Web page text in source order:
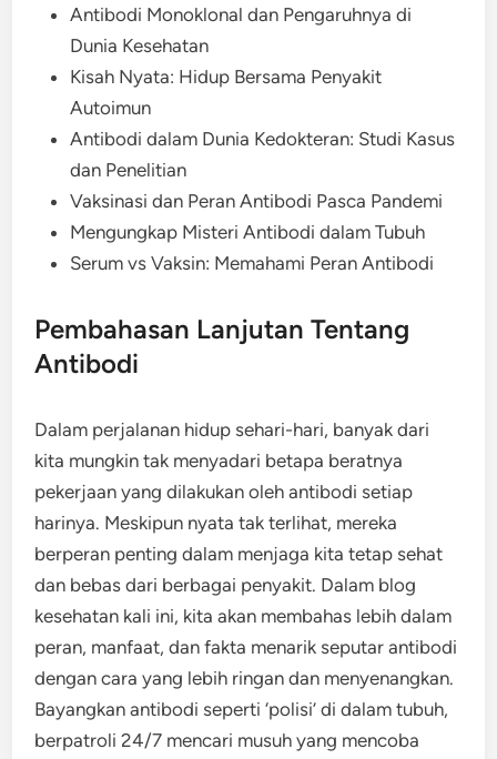
Antibodi Monoklonal dan Pengaruhnya di
Dunia Kesehatan
Kisah Nyata: Hidup Bersama Penyakit
Autoimun
Antibodi dalam Dunia Kedokteran: Studi Kasus
dan Penelitian
Vaksinasi dan Peran Antibodi Pasca Pandemi
Mengungkap Misteri Antibodi dalam Tubuh
Serum vs Vaksin: Memahami Peran Antibodi
Pembahasan Lanjutan Tentang
Antibodi
Dalam perjalanan hidup sehari-hari, banyak dari
kita mungkin tak menyadari betapa beratnya
pekerjaan yang dilakukan oleh antibodi setiap
harinya. Meskipun nyata tak terlihat, mereka
berperan penting dalam menjaga kita tetap sehat
dan bebas dari berbagai penyakit. Dalam blog
kesehatan kali ini, kita akan membahas lebih dalam
peran, manfaat, dan fakta menarik seputar antibodi
dengan cara yang lebih ringan dan menyenangkan.
Bayangkan antibodi seperti ‘polisi’ di dalam tubuh,
berpatroli 24/7 mencari musuh yang mencoba